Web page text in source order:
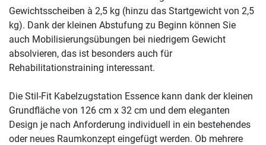
Gewichtsscheiben à 2,5 kg (hinzu das Startgewicht von 2,5
kg). Dank der kleinen Abstufung zu Beginn können Sie
auch Mobilisierungsübungen bei niedrigem Gewicht
absolvieren, das ist besonders auch für
Rehabilitationstraining interessant.
Die Stil-Fit Kabelzugstation Essence kann dank der kleinen
Grundfläche von 126 cm x 32 cm und dem eleganten
Design je nach Anforderung individuell in ein bestehendes
oder neues Raumkonzept eingefügt werden. Ob mehrere